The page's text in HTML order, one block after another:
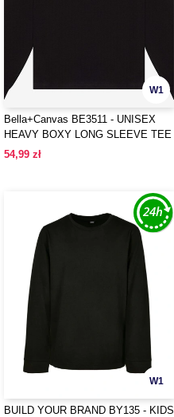
W1
Bella+Canvas BE3511 - UNISEX
HEAVY BOXY LONG SLEEVE TEE
54,99 zł
W1
BUILD YOUR BRAND BY135 - KIDS